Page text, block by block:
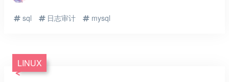
sql 日志审计 mysql
LINUX